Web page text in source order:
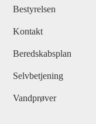
Bestyrelsen
Kontakt
Beredskabsplan
Selvbetjening
Vandprøver